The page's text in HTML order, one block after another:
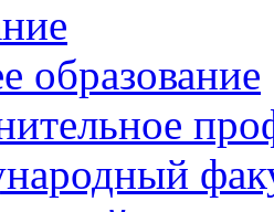
образование